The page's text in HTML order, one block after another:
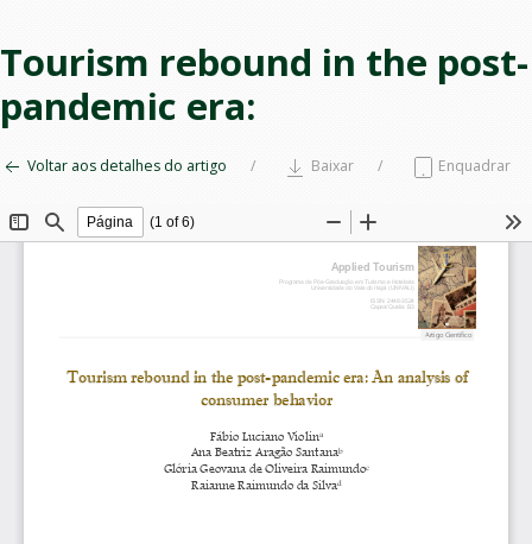
Tourism rebound in the post-
pandemic era:
Voltar aos detalhes do artigo Baixar Enquadrar